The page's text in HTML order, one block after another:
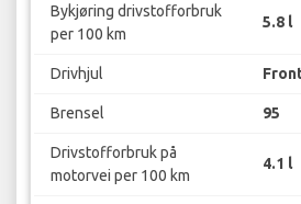
Bykjøring drivstofforbruk
per 100 km
5.8 l
Drivhjul
Brensel 95
Drivstofforbruk på
motorvei per 100 km
4.1 l